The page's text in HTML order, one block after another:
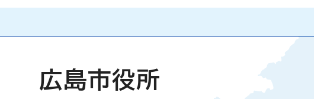
広島市役所